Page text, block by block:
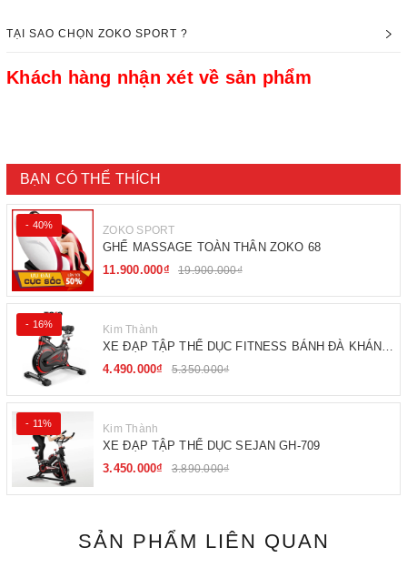
TẠI SAO CHỌN ZOKO SPORT ?
Khách hàng nhận xét về sản phẩm
BẠN CÓ THỂ THÍCH
- 40% ZOKO SPORT
GHẾ MASSAGE TOÀN THÂN ZOKO 68
11.900.000₫
19.900.000₫
- 16% Kim Thành
XE ĐẠP TẬP THỂ DỤC FITNESS BÁNH ĐÀ KHÁNG
TỪ
4.490.000₫ 5.350.000₫
- 11% Kim Thành
XE ĐẠP TẬP THỂ DỤC SEJAN GH-709
3.450.000₫
3.890.000₫
SẢN PHẨM LIÊN QUAN